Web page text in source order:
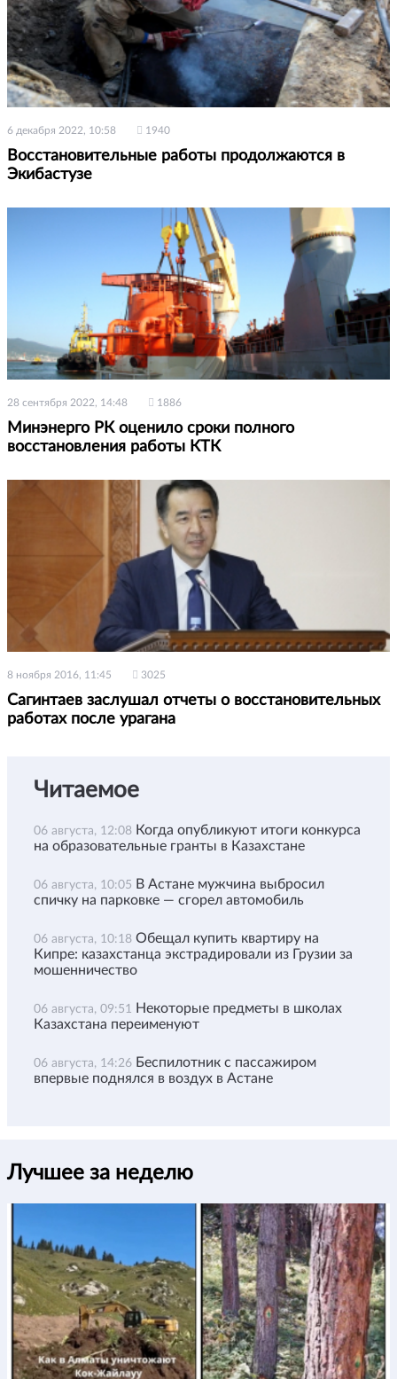
6 декабря 2022, 10:58 1940
Восстановительные работы продолжаются в
Экибастузе
28 сентября 2022, 14:48 1886
Минэнерго РК оценило сроки полного
восстановления работы КТК
8 ноября 2016, 11:45 3025
Сагинтаев заслушал отчеты о восстановительных
работах после урагана
Читаемое
06 августа, 12:08 Когда опубликуют итоги конкурса
на образовательные гранты в Казахстане
06 августа, 10:05 В Астане мужчина выбросил
спичку на парковке — сгорел автомобиль
06 августа, 10:18 Обещал купить квартиру на
Кипре: казахстанца экстрадировали из Грузии за
мошенничество
06 августа, 09:51
Некоторые предметы в школах
Казахстана переименуют
06 августа, 14:26 Беспилотник с пассажиром
впервые поднялся в воздух в Астане
Лучшее за неделю